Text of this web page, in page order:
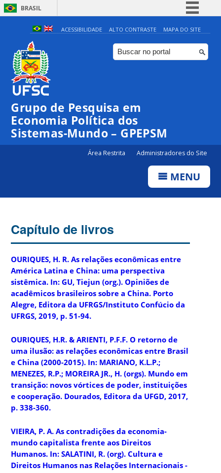
BRASIL
Simplifique!
Comunica BR
Participe
ACESSIBILIDADE ALTO CONTRASTE MAPA DO SITE
Grupo de Pesquisa em
Economia Política dos
Sistemas-Mundo – GPEPSM
Área Restrita Administradores do Site
MENU
Capítulo de livros
OURIQUES, H. R. As relações econômicas entre
América Latina e China: uma perspectiva
sistêmica. In: GU, Tiejun (org.).Opiniões de
acadêmicos brasileiros sobre a China. Porto
Alegre, Editora da UFRGS/Instituto Confúcio da
UFRGS, 2019, p. 51-94.
OURIQUES, H.R. & ARIENTI, P.F.F. O retorno de
uma ilusão: as relações econômicas entre Brasil
e China (2000-2015). In: MARIANO, K.L.P.;
MENEZES, R.P.; MOREIRA JR., H. (orgs). Mundo em
transição: novos vórtices de poder, instituições
e cooperação. Dourados, Editora da UFGD, 2017,
p. 338-360.
VIEIRA, P. A. As contradições da economia-
mundo capitalista frente aos Direitos
Humanos. In: SALATINI, R. (org). Cultura e
Direitos Humanos nas Relações Internacionais -